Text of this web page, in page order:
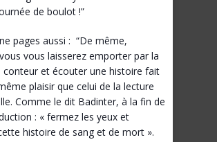
de boulot !”
pages aussi : “De même,
vous laisserez emporter par la
conteur et écouter une histoire fait
plaisir que celui de la lecture
Comme le dit Badinter, à la fin de
: « fermez les yeux et
histoire de sang et de mort ».